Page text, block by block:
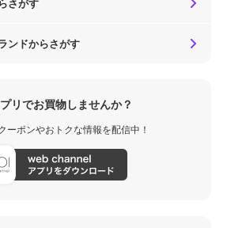
さがす
ンドからさがす
リでお買物しませんか？
ーポンやおトクな情報を配信中！